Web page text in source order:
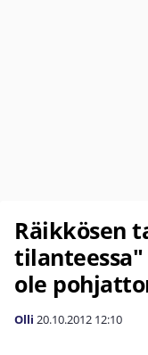
Räikkösen
tilanteessa"
ole
Olli 20.10.2012 12:10